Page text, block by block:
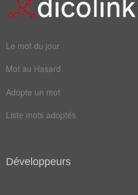
plâtre
serrer
épouser
aménager
Le mot du jour
Mot au Hasard
Adopte un mot
Liste mots adoptés
Développeurs